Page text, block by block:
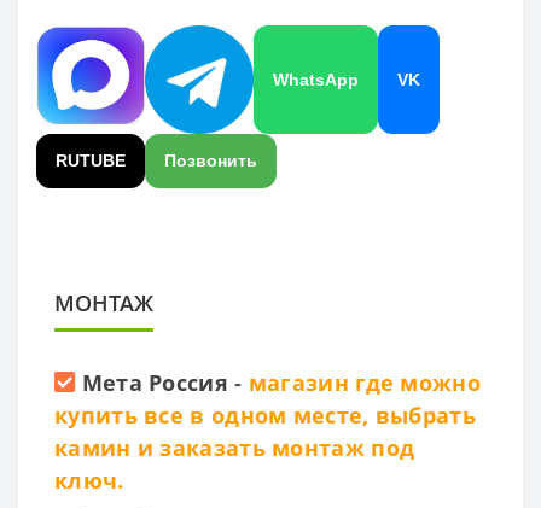
WhatsApp VK
RUTUBE Позвонить
МОНТАЖ
Мета Россия - магазин где можно
купить все в одном месте, выбрать
камин и заказать монтаж под
ключ.